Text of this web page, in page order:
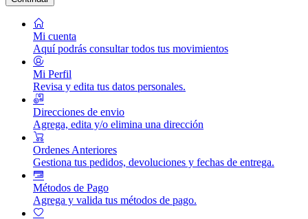
Mi cuenta
Aquí podrás consultar todos tus movimientos
Mi Perfil
Revisa y edita tus datos personales.
Direcciones de envio
Agrega, edita y/o elimina una dirección
Ordenes Anteriores
Gestiona tus pedidos, devoluciones y fechas de entrega.
Métodos de Pago
Agrega y valida tus métodos de pago.